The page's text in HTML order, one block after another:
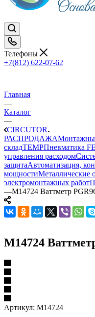
Телефоны
+7(812) 622-07-62
Главная
—
Каталог
—
CIRCUTOR
РАСПРОДАЖА
складTEMPПневматика
управления расходом
защитаАвтоматизация,
мощностиМеталлические
электромонтажных работ
—M14724 Ваттметр
M14724
Артикул: M14724